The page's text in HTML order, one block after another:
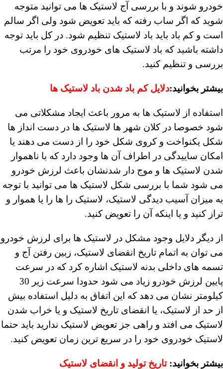
خودرو شوند و با بررسی آج لاستیک ها می توانید متوجه
شوید که اگر ساب رفته که باید تعویض شود ولی اگر سالم
است و کم باد باید باد لاستیک تنظیم شود. در کل باید توجه
داشته باشید که باد لاستیک های خودروی خود را مرتب
بررسی و تنظیم کنید.
بیشتر بخوانید:دلایل کم باد شدن باد لاستیک ها
استفاده از لاستیک ها به مرور باعث ایجاد مشکلاتی می
شود خصوصا در کلان شهر ها لاستیک ها در دست انداز ها
شکل یکنواخت و کروی شکل خود را از دست می دهند یا
امکان ساییدگی در اطراف آن ها وجود دارد که با ناهموار
شدن لاستیک ها و موج دار شدنشان باعث لرزش خودرو
می شود شما با بررسی شکل لاستیک ها می توانید با توجه
به میزان آسیب دیدگی لاستیک، لاستیک را ها را یا هموار و
تراز کنید و یا اینکه آن را تعویض کنید.
از دیگر دلایل وجود مشکل در لاستیک ها برای لرزش خودرو
می توان به اتمام تاریخ انقضای لاستیک، زبین رفتن آج و
تسمه های داخلی بدنه لاستیک اشاره کرد که در سرعت
پایین لرزش خودرو زیاد می شود حدودا سرعت زیر 30
کیلومتر نشان می دهد که این اتفاق به دلیل استفاده بیش
از حد از لاستیک، یا انقضای تاریخ لاستیک و یا خراب شدن
لاستیک می افتد و راهی جز تعویض لاستیک ندارید باید حتما
لاستیک خودروی خود را در سریع ترین زمان تعویض کنید.
بیشتر بخوانید:تاریخ تولید و انقضای لاستیک